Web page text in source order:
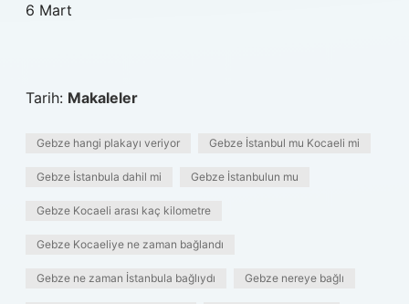
6 Mart
Tarih: Makaleler
Gebze hangi plakayı veriyor Gebze İstanbul mu Kocaeli mi
Gebze İstanbula dahil mi Gebze İstanbulun mu
Gebze Kocaeli arası kaç kilometre
Gebze Kocaeliye ne zaman bağlandı
Gebze ne zaman İstanbula bağlıydı Gebze nereye bağlı